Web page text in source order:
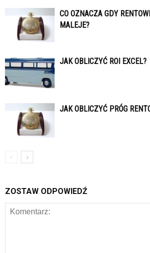
CO OZNACZA GDY
MALEJE?
JAK OBLICZYĆ ROI EXCEL?
JAK OBLICZYĆ PRÓG
ZOSTAW ODPOWIEDŹ